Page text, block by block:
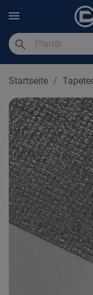
search
Startseite